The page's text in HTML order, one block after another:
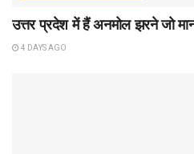
उत्तर प्रदेश में हैं अनमोल झरने जो
4 DAYS AGO